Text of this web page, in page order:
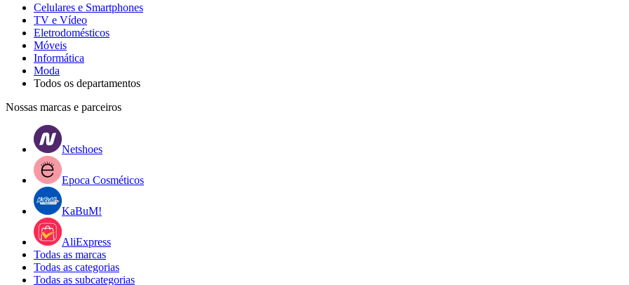
Celulares e Smartphones
TV e Vídeo
Eletrodomésticos
Móveis
Informática
Moda
Todos os departamentos
Nossas marcas e parceiros
Netshoes
Epoca Cosméticos
KaBuM!
AliExpress
Todas as marcas
Todas as categorias
Todas as subcategorias